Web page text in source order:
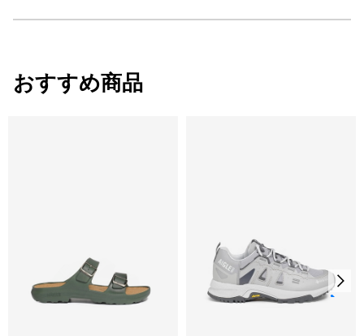
35
40 3cm
41 3cm
おすすめ商品